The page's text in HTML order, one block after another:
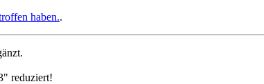
haben..
reduziert!